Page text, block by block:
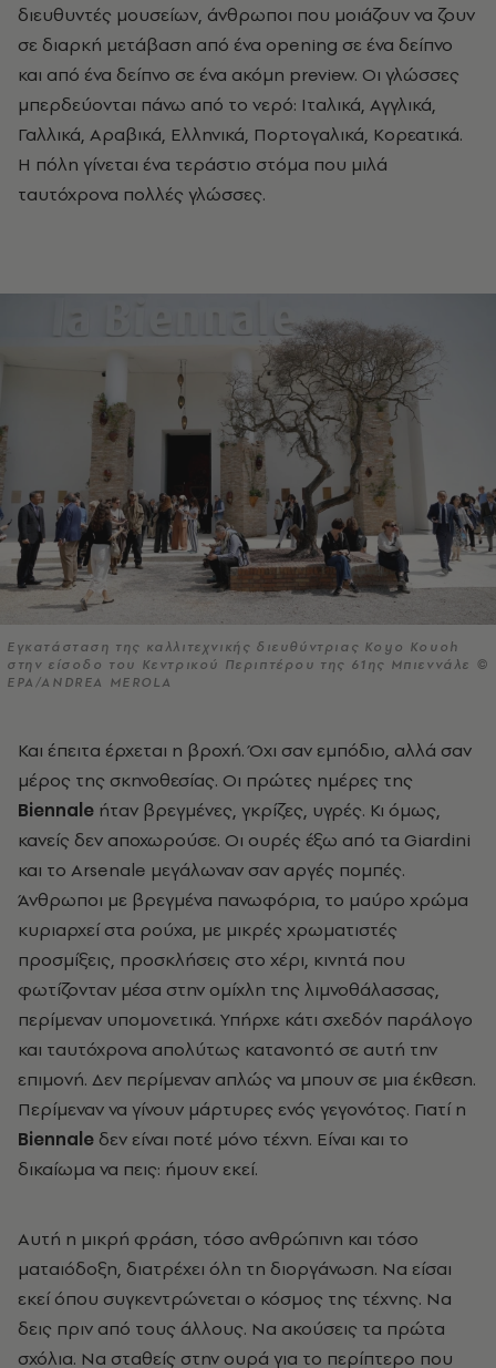
διευθυντές μουσείων, άνθρωποι που μοιάζουν να ζουν
σε διαρκή μετάβαση από ένα opening σε ένα δείπνο
και από ένα δείπνο σε ένα ακόμη preview. Οι γλώσσες
μπερδεύονται πάνω από το νερό: Ιταλικά, Αγγλικά,
Γαλλικά, Αραβικά, Ελληνικά, Πορτογαλικά, Κορεατικά.
Η πόλη γίνεται ένα τεράστιο στόμα που μιλά
ταυτόχρονα πολλές γλώσσες.
Εγκατάσταση της καλλιτεχνικής διευθύντριας Koyo Kouoh
στην είσοδο του Κεντρικού Περιπτέρου της 61ης Μπιεννάλε ©
EPA/ANDREA MEROLA
Και έπειτα έρχεται η βροχή. Όχι σαν εμπόδιο, αλλά σαν
μέρος της σκηνοθεσίας. Οι πρώτες ημέρες της
Biennale ήταν βρεγμένες, γκρίζες, υγρές. Κι όμως,
κανείς δεν αποχωρούσε. Οι ουρές έξω από τα Giardini
και το Arsenale μεγάλωναν σαν αργές πομπές.
Άνθρωποι με βρεγμένα πανωφόρια, το μαύρο χρώμα
κυριαρχεί στα ρούχα, με μικρές χρωματιστές
προσμίξεις, προσκλήσεις στο χέρι, κινητά που
φωτίζονταν μέσα στην ομίχλη της λιμνοθάλασσας,
περίμεναν υπομονετικά. Υπήρχε κάτι σχεδόν παράλογο
και ταυτόχρονα απολύτως κατανοητό σε αυτή την
επιμονή. Δεν περίμεναν απλώς να μπουν σε μια έκθεση.
Περίμεναν να γίνουν μάρτυρες ενός γεγονότος. Γιατί η
Biennale δεν είναι ποτέ μόνο τέχνη. Είναι και το
δικαίωμα να πεις: ήμουν εκεί.
Αυτή η μικρή φράση, τόσο ανθρώπινη και τόσο
ματαιόδοξη, διατρέχει όλη τη διοργάνωση. Να είσαι
εκεί όπου συγκεντρώνεται ο κόσμος της τέχνης. Να
δεις πριν από τους άλλους. Να ακούσεις τα πρώτα
σχόλια. Να σταθείς στην ουρά για το περίπτερο που